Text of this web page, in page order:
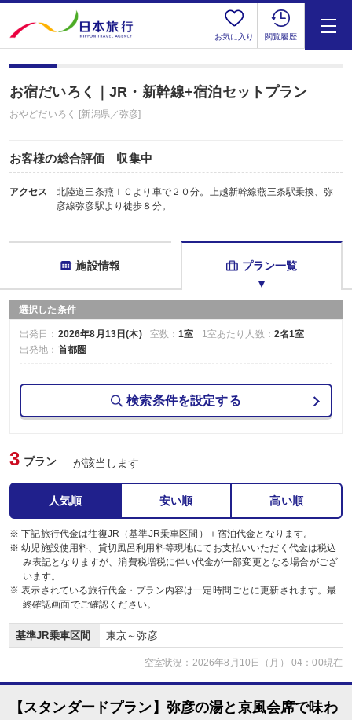
お気に入り 閲覧履歴
お宿だいろく｜JR・新幹線+宿泊セットプラン
おやどだいろく [新潟県／弥彦]
お客様の総合評価 収集中
アクセス
北陸道三条燕ＩＣより車で２０分。上越新幹線燕三条駅乗換、弥
彦線弥彦駅より徒歩８分。
施設情報 プラン一覧
選択した条件
出発日： 2026年8月13日(木) 室数：1室 1室あたり人数： 2名1室
出発地： 首都圏
検索条件を設定する
3 プラン が該当します
人気順 安い順 高い順
※ 下記旅行代金は往復JR（基準JR乗車区間）＋宿泊代金となります。
※ 幼児施設使用料、貸切風呂利用料等現地にてお支払いいただく代金は税込
み表記となりますが、消費税増税に伴い代金が一部変更となる場合がござ
います。
※ 表示されている旅行代金・プラン内容は一定時間ごとに更新されます。最
終確認画面でご確認ください。
基準JR乗車区間 東京～弥彦
空室状況：2026年8月10日（月） 04：00現在
【スタンダードプラン】弥彦の湯と京風会席で味わ